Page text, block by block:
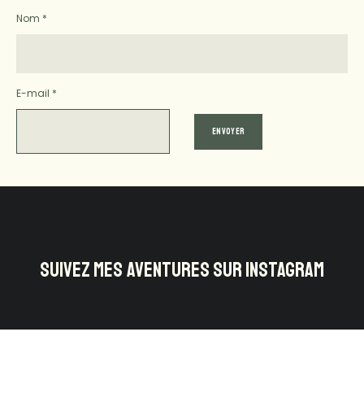
Nom *
E-mail *
SUIVEZ MES AVENTURES SUR INSTAGRAM